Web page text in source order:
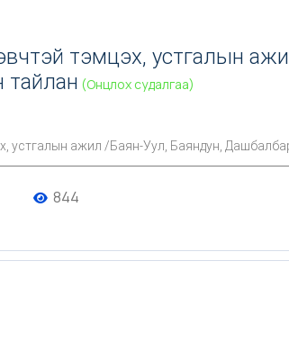
тэмцэх, устгалын
тайлан (Онцлох судалгаа)
устгалын ажил /Баян-Уул, Баяндун,
844